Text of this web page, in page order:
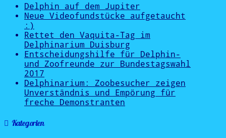
Delphin auf dem Jupiter
Neue Videofundstücke aufgetaucht
:)
Rettet den Vaquita-Tag im
Delphinarium Duisburg
Entscheidungshilfe für Delphin-
und Zoofreunde zur Bundestagswahl
2017
Delphinarium: Zoobesucher zeigen
Unverständnis und Empörung für
freche Demonstranten
Kategorien